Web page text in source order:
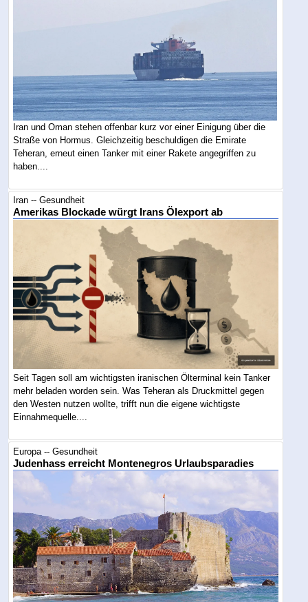
Iran und Oman stehen offenbar kurz vor einer Einigung über die
Straße von Hormus. Gleichzeitig beschuldigen die Emirate
Teheran, erneut einen Tanker mit einer Rakete angegriffen zu
haben....
Iran -- Gesundheit
Amerikas Blockade würgt Irans Ölexport ab
Seit Tagen soll am wichtigsten iranischen Ölterminal kein Tanker
mehr beladen worden sein. Was Teheran als Druckmittel gegen
den Westen nutzen wollte, trifft nun die eigene wichtigste
Einnahmequelle....
Europa -- Gesundheit
Judenhass erreicht Montenegros Urlaubsparadies